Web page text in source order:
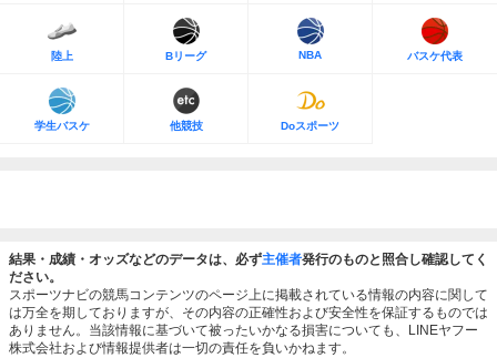
陸上 Bリーグ NBA バスケ代表
学生バスケ 他競技 Doスポーツ
結果・成績・オッズなどのデータは、必ず主催者発行のものと照合し確認してく
ださい。
スポーツナビの競馬コンテンツのページ上に掲載されている情報の内容に関して
は万全を期しておりますが、その内容の正確性および安全性を保証するものでは
ありません。当該情報に基づいて被ったいかなる損害についても、LINEヤフー
株式会社および情報提供者は一切の責任を負いかねます。